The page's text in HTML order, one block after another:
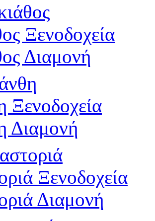
Ξενοδοχεία
Διαμονή
Ξενοδοχεία
Διαμονή
Ξενοδοχεία
Διαμονή